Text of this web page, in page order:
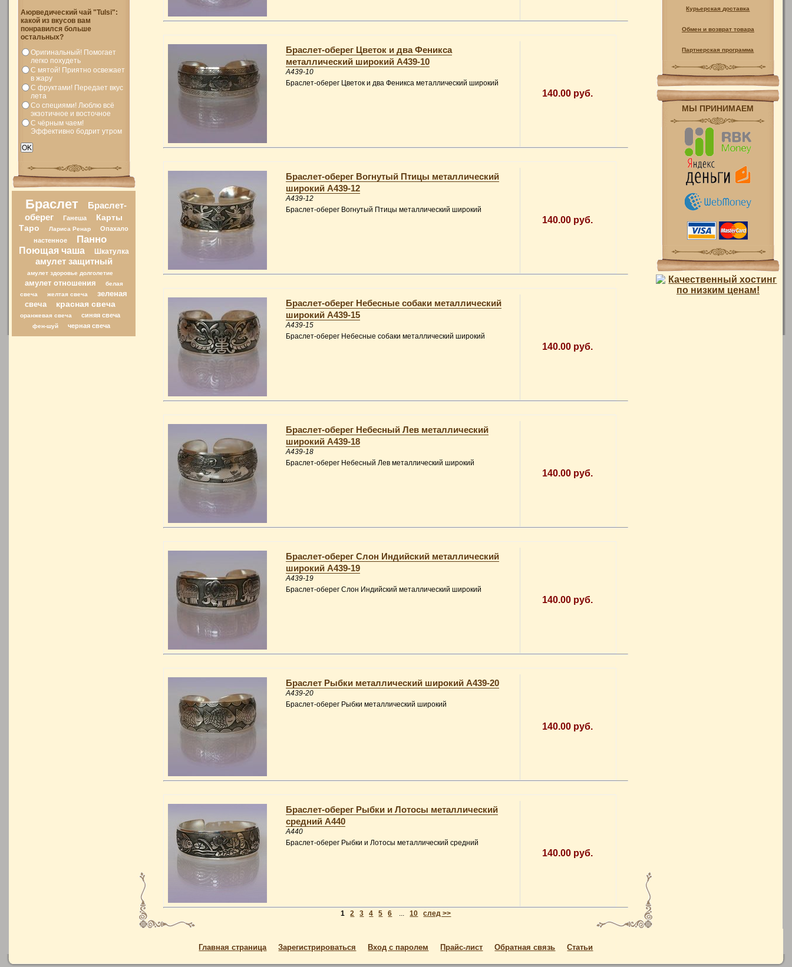
Аюрведический чай "Tulsi":
какой из вкусов вам
понравился больше
остальных?
Оригинальный! Помогает
легко похудеть
С мятой! Приятно освежает
в жару
С фруктами! Передает вкус
лета
Со специями! Люблю всё
экзотичное и восточное
С чёрным чаем!
Эффективно бодрит утром
Браслет
Браслет-
оберег
Ганеша
Карты
Таро
Лариса Ренар
Опахало
настенное
Панно
Поющая чаша Шкатулка
амулет защитный
амулет здоровье долголетие
амулет отношения
белая
свеча
желтая свеча
зеленая
свеча
красная свеча
оранжевая свеча синяя свеча
фен-шуй черная свеча
Браслет-оберег Цветок и два Феникса
металлический широкий A439-10
A439-10
Браслет-оберег Цветок и два Феникса металлический широкий
140.00 руб.
Браслет-оберег Вогнутый Птицы металлический
широкий A439-12
A439-12
Браслет-оберег Вогнутый Птицы металлический широкий
140.00 руб.
Браслет-оберег Небесные собаки металлический
широкий A439-15
A439-15
Браслет-оберег Небесные собаки металлический широкий
140.00 руб.
Браслет-оберег Небесный Лев металлический
широкий A439-18
A439-18
Браслет-оберег Небесный Лев металлический широкий
140.00 руб.
Браслет-оберег Слон Индийский металлический
широкий A439-19
A439-19
Браслет-оберег Слон Индийский металлический широкий
140.00 руб.
Браслет Рыбки металлический широкий A439-20
A439-20
Браслет-оберег Рыбки металлический широкий
140.00 руб.
Браслет-оберег Рыбки и Лотосы металлический
средний A440
A440
Браслет-оберег Рыбки и Лотосы металлический средний
140.00 руб.
1 2 3 4 5 6 ...10 след >>
Курьерская доставка
Обмен и возврат товара
Партнерская программа
МЫ ПРИНИМАЕМ
Главная страница Зарегистрироваться Вход с паролем Прайс-лист Обратная связь Статьи